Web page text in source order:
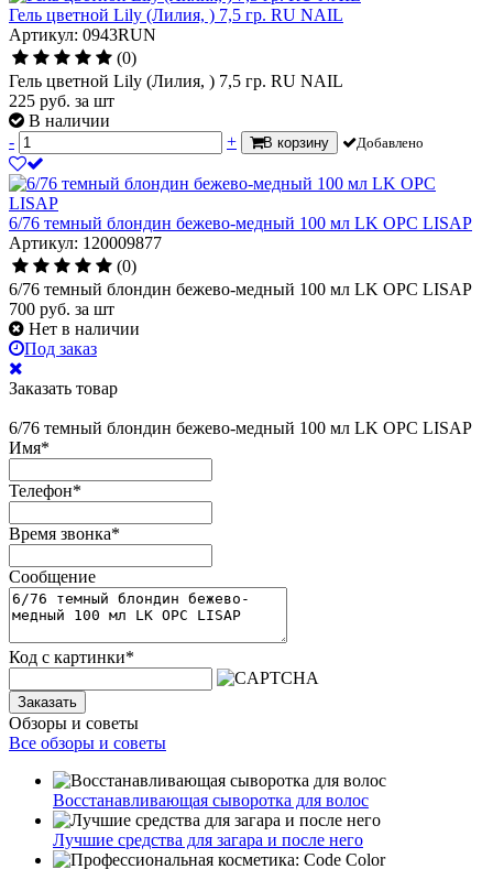
Гель цветной Lily (Лилия, ) 7,5 гр. RU NAIL
Артикул: 0943RUN
(0)
Гель цветной Lily (Лилия, ) 7,5 гр. RU NAIL
225 руб. за шт
В наличии
-
+ В корзину Добавлено
6/76 темный блондин бежево-медный 100 мл LK OPC LISAP
Артикул: 120009877
(0)
6/76 темный блондин бежево-медный 100 мл LK OPC LISAP
700 руб. за шт
Нет в наличии
Под заказ
Заказать товар
6/76 темный блондин бежево-медный 100 мл LK OPC LISAP
Имя*
Телефон*
Время звонка*
Сообщение
Код с картинки*
Заказать
Обзоры и советы
Все обзоры и советы
Восстанавливающая сыворотка для волос
Лучшие средства для загара и после него